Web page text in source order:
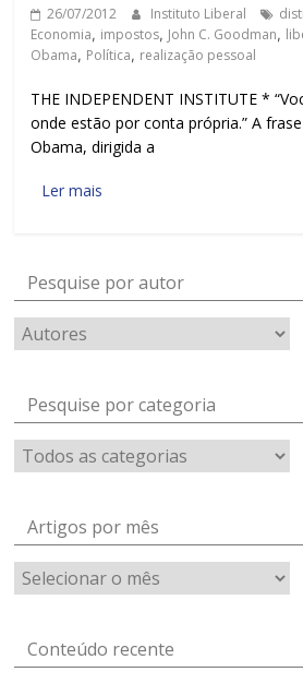
26/07/2012 Instituto Liberal
Economia, impostos, John C. Goodman,
Obama, Política, realização pessoal
THE INDEPENDENT INSTITUTE *
onde estão por conta própria.” A
Obama, dirigida a
Ler mais
Pesquise por autor
Pesquise por categoria
Artigos por mês
Artigos
por
Conteúdo recente